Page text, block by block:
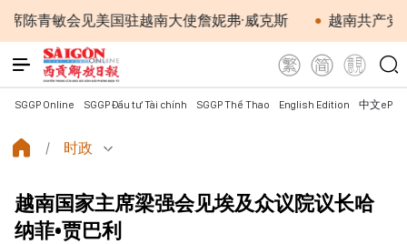
会见美国驻越南大使詹妮弗·威克斯 越南共产党中央总
SGGP Online SGGP Đầu tư Tài chính SGGP Thể Thao English Edition 中文
时政
越南国家主席梁强会见埃及众议院议长哈
纳菲•贾巴利